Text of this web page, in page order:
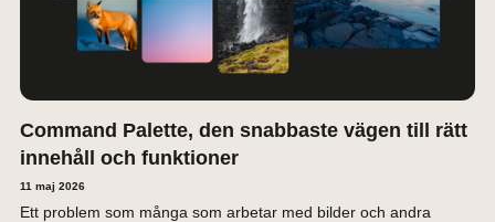
Command Palette, den snabbaste vägen till rätt
innehåll och funktioner
11 maj 2026
Ett problem som många som arbetar med bilder och andra